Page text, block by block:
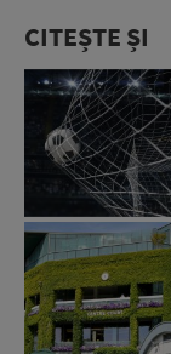
CITEȘTE ȘI